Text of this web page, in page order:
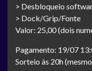
> Desbloqueio
> Dock/Grip/Fonte
Valor: 25,00 (dois
Pagamento: 19/07
Sorteio às 20h